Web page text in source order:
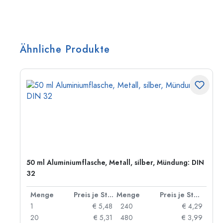
Ähnliche Produkte
50 ml Aluminiumflasche, Metall, silber, Mündung: DIN
32
Menge Preis je Stück Menge
Preis je Stück
1
€ 5,48
20
€ 5,31
240
€ 4,29
480
€ 3,99